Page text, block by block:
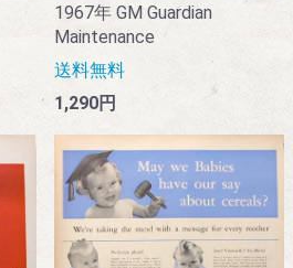
1967年 GM Guardian
Maintenance
送料無料
1,290円